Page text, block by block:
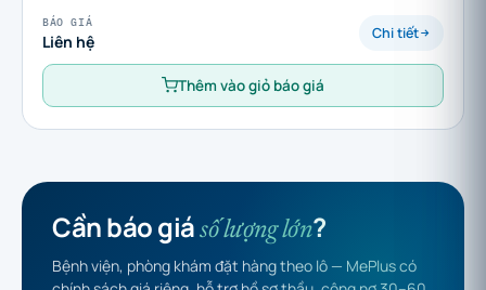
BÁO GIÁ
Liên hệ Chi tiết
Thêm vào giỏ báo giá
Cần báo giásố lượng lớn?
Bệnh viện, phòng khám đặt hàng theo lô — MePlus có